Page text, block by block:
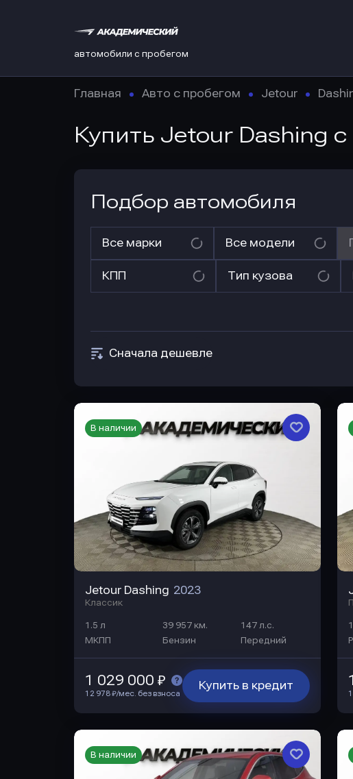
автомобили с пробегом
Главная Авто с пробегом Jetour
Купить Jetour Dashing с
Подбор автомобиля
Все марки Все модели
КПП Тип кузова
Сначала дешевле
Jetour Dashing 2023
Классик
1.5 л 39 957 км.
147 л.с.
МКПП
Бензин Передний
В наличии
Купить в кредит
1 029 000 ₽
12 978 ₽/мес. без взноса
В наличии